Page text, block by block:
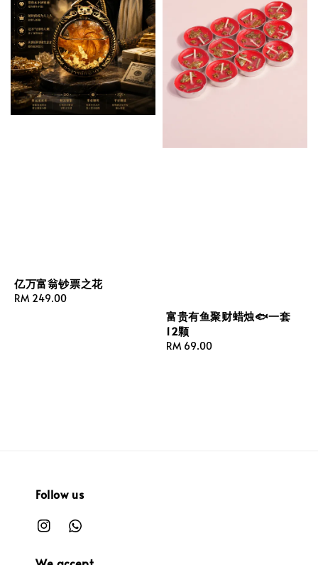
亿万富翁钞票之花
Regular
RM 249.00
富贵有鱼聚财蜡烛🐟一套
12颗
Regular
RM 69.00
Follow us